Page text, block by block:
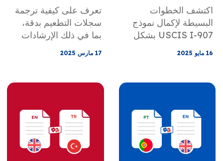
اكتشف الخطوات
البسيطة لإكمال نموذج
USCIS I-907 بشكل
16 مايو 2025
تعرف على كيفية ترجمة
سجلات التطعيم بدقة،
بما في ذلك الإرشادات
الشائعة.
17 مارس 2025